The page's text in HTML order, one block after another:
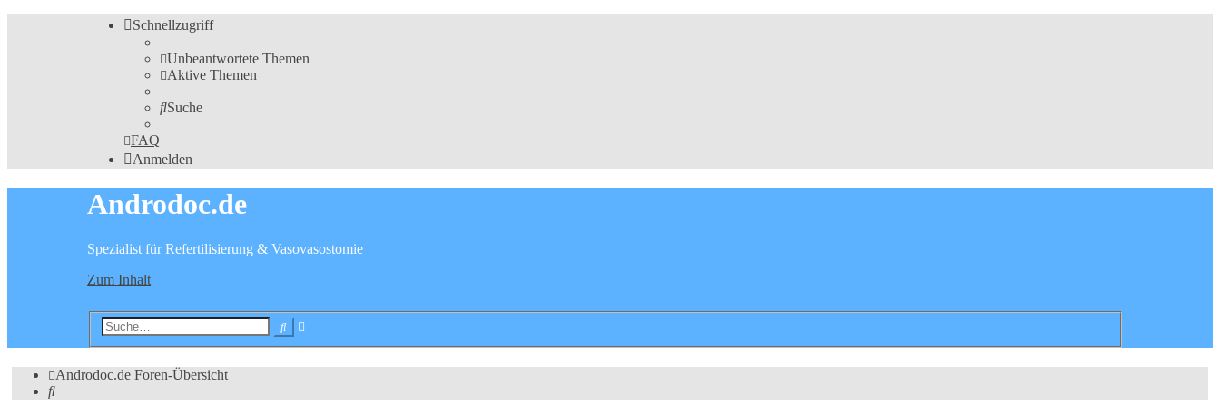
Schnellzugriff
Unbeantwortete Themen
Aktive Themen
Suche
FAQ
Anmelden
Androdoc.de
Spezialist für Refertilisierung & Vasovasostomie
Zum Inhalt
Suche
Androdoc.de Foren-Übersicht
Suche